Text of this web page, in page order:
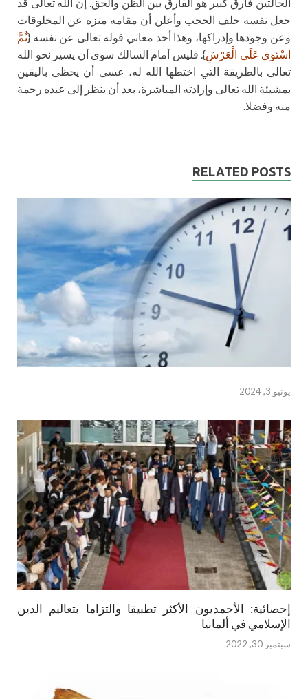
الحالتين فارق كبير هو الفارق بين الظن والحق. إن الله تعالى قد
جعل نفسه خلف الحجب وأعلن أن مقامه منزه عن المخلوقات
وعن وجودها وإدراكها، وهذا أحد معاني قوله تعالى عن نفسه {ثُمَّ
اسْتَوَى عَلَى الْعَرْشِ}. فليس أمام السالك سوى أن يسير نحو الله
تعالى بالطريقة التي اختطها الله له، عسى أن يحظى باليقين
بمشيئة الله تعالى وإرادته المباشرة، بعد أن ينظر إلى عبده رحمة
منه وفضلا.
RELATED POSTS
يونيو 3, 2024
إحصائية: الأحمديون الأكثر تطبيقا والتزاما بتعاليم الدين
الإسلامي في ألمانيا
سبتمبر 30, 2022